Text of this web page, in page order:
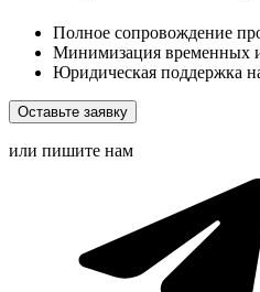
Полное сопровождение
Минимизация временных
Юридическая поддержка
Оставьте заявку
или пишите нам